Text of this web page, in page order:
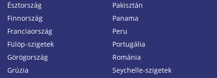
Észtország
Finnország
Franciaország
Fülöp-szigetek
Görögország
Grúzia
Pakisztán
Panama
Peru
Portugália
Románia
Seychelle-szigetek